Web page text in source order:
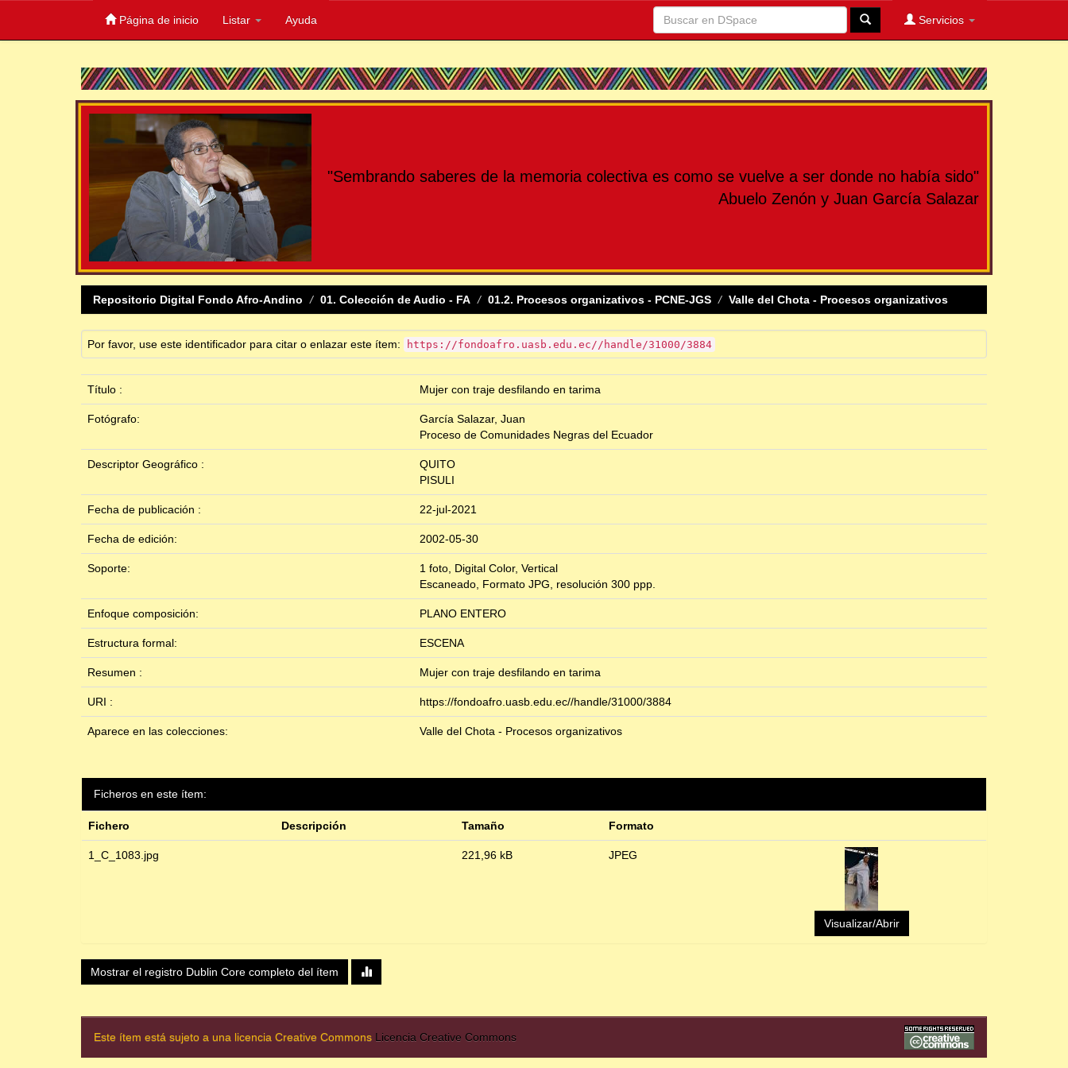
Página de inicio Listar Ayuda Servicios
"Sembrando saberes de la memoria colectiva es como se vuelve a ser donde no había sido"
Abuelo Zenón y Juan García Salazar
Repositorio Digital Fondo Afro-Andino 01. Colección de Audio - FA 01.2. Procesos organizativos - PCNE-JGS Valle del Chota - Procesos organizativos
Por favor, use este identificador para citar o enlazar este ítem: https://fondoafro.uasb.edu.ec//handle/31000/3884
Título : Mujer con traje desfilando en tarima
Fotógrafo:
García Salazar, Juan
Proceso de Comunidades Negras del Ecuador
Descriptor Geográfico :
QUITO
PISULI
Fecha de publicación : 22-jul-2021
Fecha de edición: 2002-05-30
Soporte:
1 foto, Digital Color, Vertical
Escaneado, Formato JPG, resolución 300 ppp.
Enfoque composición: PLANO ENTERO
Estructura formal: ESCENA
Resumen : Mujer con traje desfilando en tarima
URI : https://fondoafro.uasb.edu.ec//handle/31000/3884
Aparece en las colecciones: Valle del Chota - Procesos organizativos
Ficheros en este ítem:
Fichero Descripción Tamaño Formato
1_C_1083.jpg 221,96 kB JPEG
Visualizar/Abrir
Mostrar el registro Dublin Core completo del ítem
Este ítem está sujeto a una licencia Creative Commons Licencia Creative Commons